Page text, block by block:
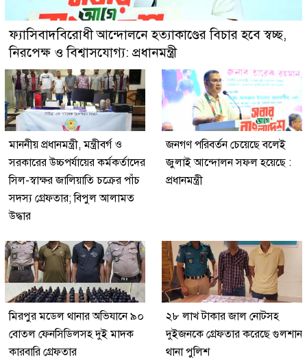
ফ্যাসিবাদবিরোধী আন্দোলনে হত্যাকাণ্ডের বিচার হবে স্বচ্ছ,
নিরপেক্ষ ও বিশ্বাসযোগ্য: প্রধানমন্ত্রী
মাননীয় প্রধানমন্ত্রী, মন্ত্রীবর্গ ও
সরকারের উচ্চপর্যায়ের কর্মকর্তাদের
সিল-স্বাক্ষর জালিয়াতি চক্রের পাঁচ
সদস্য গ্রেফতার; বিপুল আলামত
উদ্ধার
জনগণ পরিবর্তন চেয়েছে বলেই
জুলাই আন্দোলন সফল হয়েছে :
প্রধানমন্ত্রী
মিরপুর মডেল থানার অভিযানে ৯০
বোতল ফেনসিডিলসহ দুই মাদক
কারবারি গ্রেফতার
২৮ লাখ টাকার জাল নোটসহ
দুইজনকে গ্রেফতার করেছে গুলশান
থানা পুলিশ